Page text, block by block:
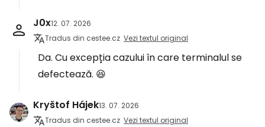
J0x12. 07. 2026
Tradus din cestee.cz Vezi textul original
Da. Cu excepția cazului în care terminalul se
defectează. 😆
Kryštof Hájek13. 07. 2026
Tradus din cestee.cz Vezi textul original